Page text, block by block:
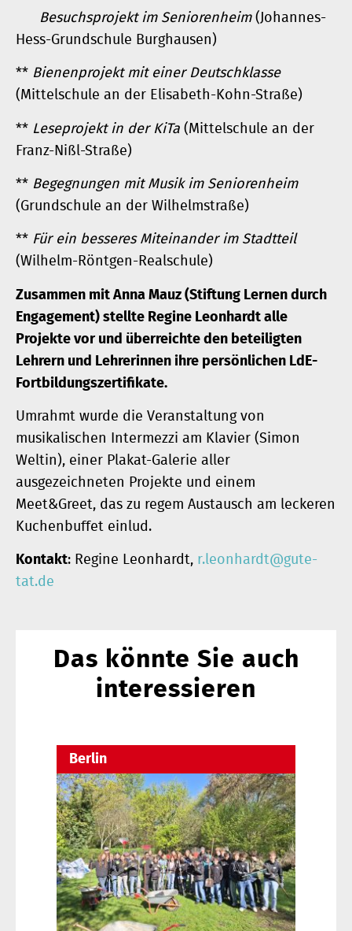
Besuchsprojekt im Seniorenheim(Johannes-
Hess-Grundschule Burghausen)
** Bienenprojekt mit einer Deutschklasse
(Mittelschule an der Elisabeth-Kohn-Straße)
** Leseprojekt in der KiTa (Mittelschule an der
Franz-Nißl-Straße)
** Begegnungen mit Musik im Seniorenheim
(Grundschule an der Wilhelmstraße)
** Für ein besseres Miteinander im Stadtteil
(Wilhelm-Röntgen-Realschule)
Zusammen mit Anna Mauz (Stiftung Lernen durch
Engagement) stellte Regine Leonhardt alle
Projekte vor und überreichte den beteiligten
Lehrern und Lehrerinnen ihre persönlichen LdE-
Fortbildungszertifikate.
Umrahmt wurde die Veranstaltung von
musikalischen Intermezzi am Klavier (Simon
Weltin), einer Plakat-Galerie aller
ausgezeichneten Projekte und einem
Meet&Greet, das zu regem Austausch am leckeren
Kuchenbuffet einlud.
Kontakt: Regine Leonhardt, r.leonhardt@gute-
tat.de
Das könnte Sie auch
interessieren
Berlin